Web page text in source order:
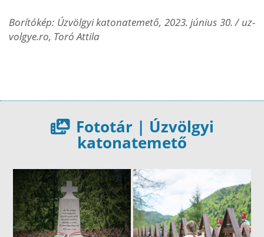
Borítókép: Úzvölgyi katonatemető, 2023. június 30. / uz-
volgye.ro, Toró Attila
Fototár | Úzvölgyi
katonatemető